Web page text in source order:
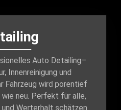
Auto Detailing–
Innenreinigung und
Fahrzeug wird porentief
neu. Perfekt für alle,
Werterhalt schätzen.